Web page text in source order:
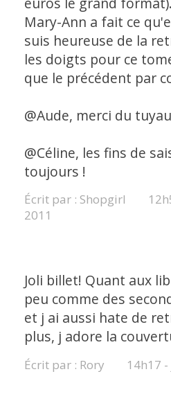
Mary-Ann a fait ce
suis heureuse de la
les doigts pour ce
que le précédent par
@Aude, merci du
@Céline, les fins de
toujours !
Écrit par : Shopgirl
2011
Joli billet! Quant aux
peu comme des
et j ai aussi hate de
plus, j adore la
Écrit par : Rory 14h17 -